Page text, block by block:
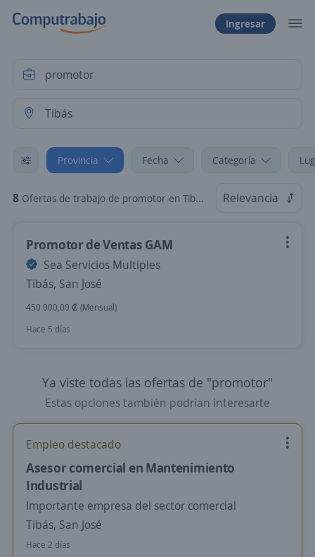
Ingresar
Provincia Fecha Categoría
8 Ofertas de trabajo de promotor en Tibás, San José Relevancia
Promotor de Ventas GAM
Sea Servicios Multiples
Tibás, San José
450 000,00 ₡ (Mensual)
Hace 5 días
Ya viste todas las ofertas de "promotor"
Estas opciones también podrían interesarte
Empleo destacado
Asesor comercial en Mantenimiento
Industrial
Importante empresa del sector comercial
Tibás, San José
Hace 2 días